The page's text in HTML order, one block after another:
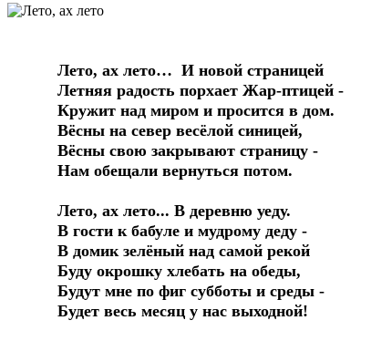
Лето, ах лето… И новой страницей
Летняя радость порхает Жар-птицей -
Кружит над миром и просится в дом.
Вёсны на север весёлой синицей,
Вёсны свою закрывают страницу -
Нам обещали вернуться потом.
Лето, ах лето... В деревню уеду.
В гости к бабуле и мудрому деду -
В домик зелёный над самой рекой
Буду окрошку хлебать на обеды,
Будут мне по фиг субботы и среды -
Будет весь месяц у нас выходной!